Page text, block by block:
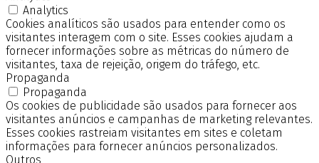
Analytics
Cookies analíticos são usados para entender como os
visitantes interagem com o site. Esses cookies ajudam a
fornecer informações sobre as métricas do número de
visitantes, taxa de rejeição, origem do tráfego, etc.
Propaganda
Propaganda
Os cookies de publicidade são usados para fornecer aos
visitantes anúncios e campanhas de marketing relevantes.
Esses cookies rastreiam visitantes em sites e coletam
informações para fornecer anúncios personalizados.
Outros